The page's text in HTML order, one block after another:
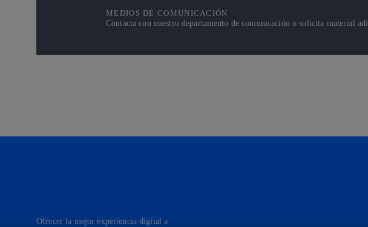
MEDIOS DE COMUNICACIÓN
Contacta con nuestro departamento de comunicación o solicita material
Ofrecer la mejor experiencia digital a